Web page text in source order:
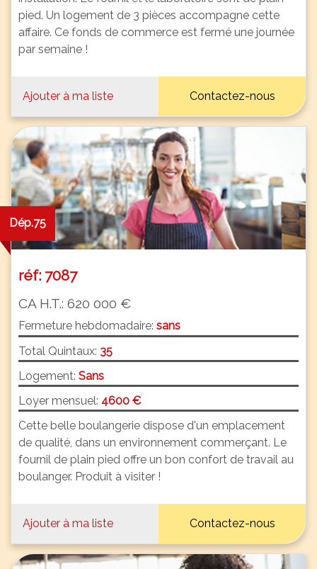
pied. Un logement de 3 pièces accompagne cette
affaire. Ce fonds de commerce est fermé une journée
par semaine !
Ajouter à ma liste Contactez-nous
Dép.75
réf: 7087
CA H.T.: 620 000 €
Fermeture hebdomadaire: sans
Total Quintaux: 35
Logement: Sans
Loyer mensuel: 4600 €
Cette belle boulangerie dispose d'un emplacement
de qualité, dans un environnement commerçant. Le
fournil de plain pied offre un bon confort de travail au
boulanger. Produit à visiter !
Ajouter à ma liste Contactez-nous